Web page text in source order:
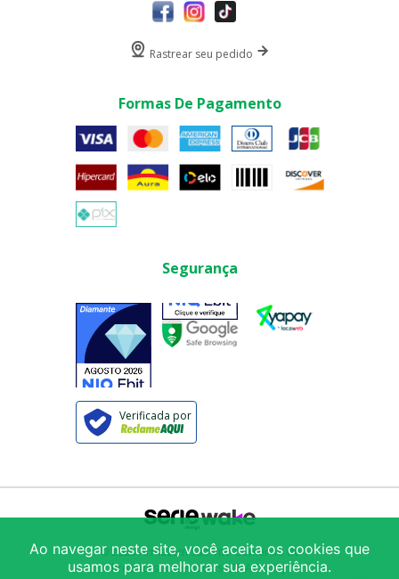
Rastrear seu pedido
Formas De Pagamento
Segurança
Verificada por
© 2025Armazém São Vito Comércio de
Produtos Alimentícios LTDA/ CNPJ:
Ao navegar neste site, você aceita os cookies que
usamos para melhorar sua experiência.